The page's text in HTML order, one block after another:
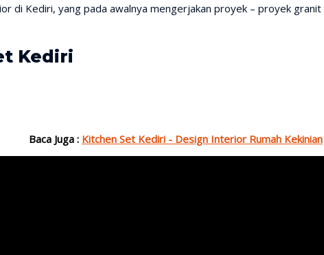
di Kediri, yang pada awalnya mengerjakan proyek – proyek
Kediri
Baca Juga : Kitchen Set Kediri - Design Interior Rumah Kekinian